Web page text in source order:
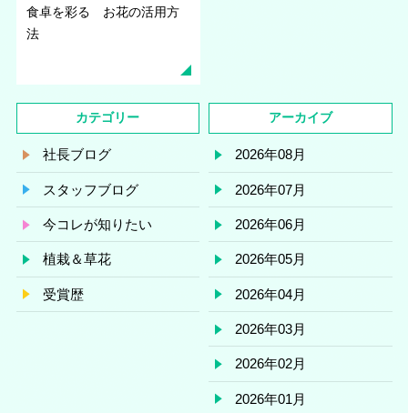
食卓を彩る お花の活用方
法
カテゴリー
社長ブログ
スタッフブログ
今コレが知りたい
植栽＆草花
受賞歴
アーカイブ
2026年08月
2026年07月
2026年06月
2026年05月
2026年04月
2026年03月
2026年02月
2026年01月